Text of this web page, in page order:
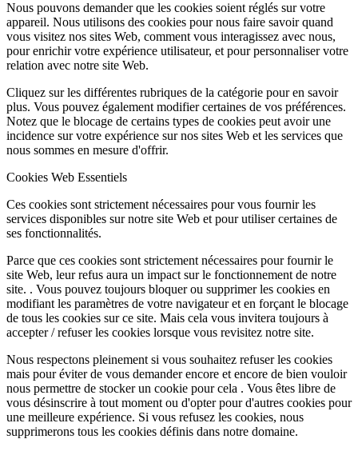
Nous pouvons demander que les cookies soient réglés sur votre
appareil. Nous utilisons des cookies pour nous faire savoir quand
vous visitez nos sites Web, comment vous interagissez avec nous,
pour enrichir votre expérience utilisateur, et pour personnaliser votre
relation avec notre site Web.
Cliquez sur les différentes rubriques de la catégorie pour en savoir
plus. Vous pouvez également modifier certaines de vos préférences.
Notez que le blocage de certains types de cookies peut avoir une
incidence sur votre expérience sur nos sites Web et les services que
nous sommes en mesure d'offrir.
Cookies Web Essentiels
Ces cookies sont strictement nécessaires pour vous fournir les
services disponibles sur notre site Web et pour utiliser certaines de
ses fonctionnalités.
Parce que ces cookies sont strictement nécessaires pour fournir le
site Web, leur refus aura un impact sur le fonctionnement de notre
site. . Vous pouvez toujours bloquer ou supprimer les cookies en
modifiant les paramètres de votre navigateur et en forçant le blocage
de tous les cookies sur ce site. Mais cela vous invitera toujours à
accepter / refuser les cookies lorsque vous revisitez notre site.
Nous respectons pleinement si vous souhaitez refuser les cookies
mais pour éviter de vous demander encore et encore de bien vouloir
nous permettre de stocker un cookie pour cela . Vous êtes libre de
vous désinscrire à tout moment ou d'opter pour d'autres cookies pour
une meilleure expérience. Si vous refusez les cookies, nous
supprimerons tous les cookies définis dans notre domaine.